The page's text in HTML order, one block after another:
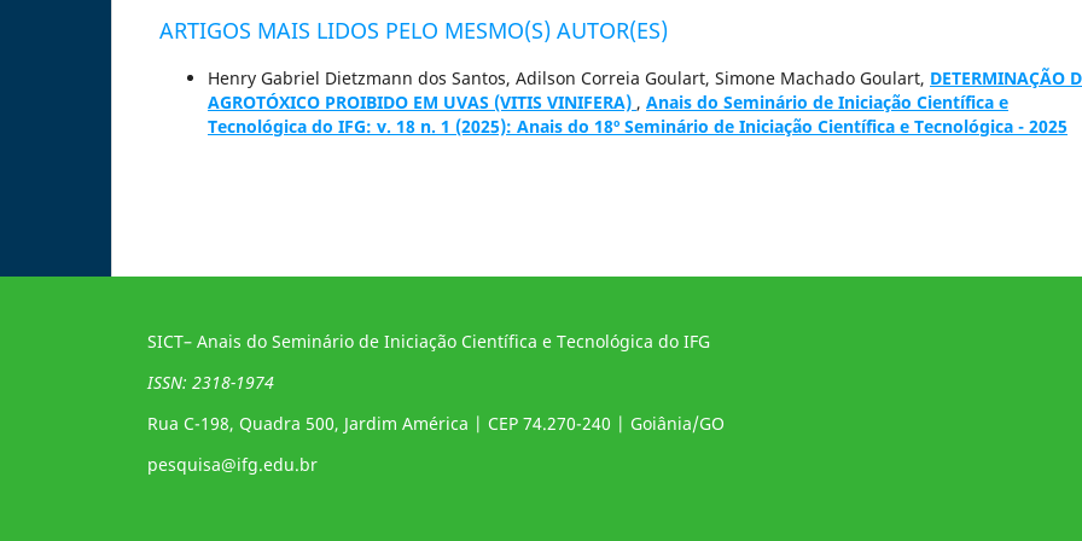
ARTIGOS MAIS LIDOS PELO MESMO(S) AUTOR(ES)
Henry Gabriel Dietzmann dos Santos, Adilson Correia Goulart, Simone Machado Goulart, DETERMINAÇÃO
AGROTÓXICO PROIBIDO EM UVAS (VITIS VINIFERA) , Anais do Seminário de Iniciação Científica e
Tecnológica do IFG: v. 18 n. 1 (2025): Anais do 18º Seminário de Iniciação Científica e Tecnológica - 2025
SICT– Anais do Seminário de Iniciação Científica e Tecnológica do IFG
ISSN: 2318-1974
Rua C-198, Quadra 500, Jardim América | CEP 74.270-240 | Goiânia/GO
pesquisa@ifg.edu.br